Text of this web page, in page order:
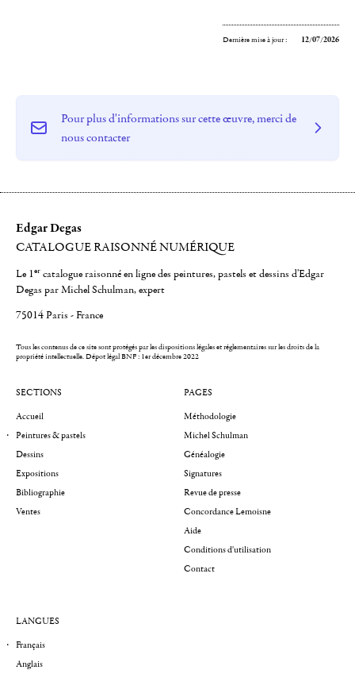
Dernière mise à jour : 12/07/2026
Pour plus d'informations sur cette œuvre, merci de
nous contacter
Edgar Degas
CATALOGUE RAISONNÉ NUMÉRIQUE
Le 1er catalogue raisonné en ligne des peintures, pastels et dessins d'Edgar
Degas par Michel Schulman, expert
75014 Paris - France
Tous les contenus de ce site sont protégés par les dispositions légales et réglementaires sur les droits de la
propriété intellectuelle.Dépot légal BNF : 1er décembre 2022
SECTIONS
Accueil
Peintures & pastels
Dessins
Expositions
Bibliographie
Ventes
PAGES
Méthodologie
Michel Schulman
Généalogie
Signatures
Revue de presse
Concordance Lemoisne
Aide
Conditions d'utilisation
Contact
LANGUES
Français
Anglais